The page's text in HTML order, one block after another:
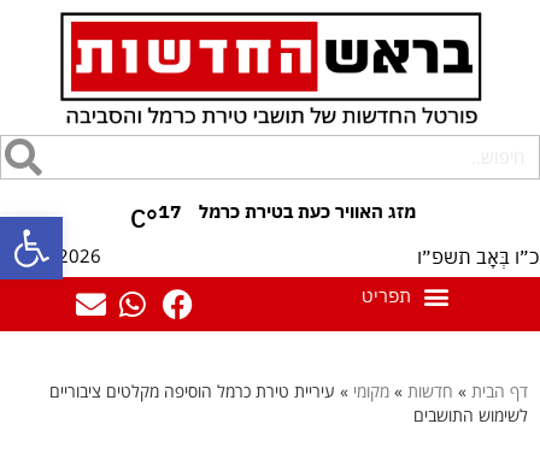
פתח 17
°C
כ״ו בְּאָב תשפ״ו 09/08/2026
דף הבית » חדשות » מקומי » עיריית טירת כרמל הוסיפה מקלטים ציבוריים
לשימוש התושבים